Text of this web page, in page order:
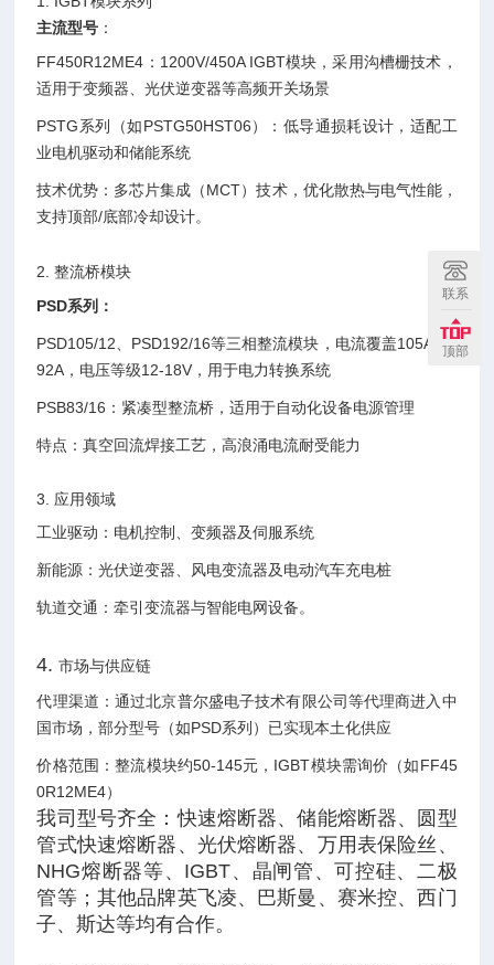
主流型号 ‌：
‌FF450R12ME4‌：1200V/450A IGBT模块，采用沟槽栅技术，
适用于变频器、光伏逆变器等高频开关场景‌
‌PSTG系列‌（如PSTG50HST06）：低导通损耗设计，适配工
业电机驱动和储能系统‌
技术优势‌：多芯片集成（MCT）技术，优化散热与电气性能，
支持顶部/底部冷却设计。
2. ‌整流桥模块
‌PSD系列：
PSD105/12‌、‌PSD192/16‌等三相整流模块，电流覆盖105A至1
92A，电压等级12-18V，用于电力转换系统‌
PSB83/16‌：紧凑型整流桥，适用于自动化设备电源管理‌
‌特点‌：真空回流焊接工艺，高浪涌电流耐受能力‌
3. ‌应用领域‌
工业驱动‌：电机控制、变频器及伺服系统‌
新能源‌：光伏逆变器、风电变流器及电动汽车充电桩‌
轨道交通‌：牵引变流器与智能电网设备。
4. ‌市场与供应链
代理渠道‌：通过北京普尔盛电子技术有限公司等代理商进入中
国市场，部分型号（如PSD系列）已实现本土化供应‌
价格范围‌：整流模块约50-145元，IGBT模块需询价（如FF45
0R12ME4）
我司型号齐全：快速熔断器、储能熔断器、圆型
管式快速熔断器、光伏熔断器、万用表保险丝、
NHG熔断器等、IGBT、晶闸管、可控硅、二极
管等；其他品牌英飞凌、巴斯曼、赛米控、西门
子、斯达等均有合作。
联系
顶部